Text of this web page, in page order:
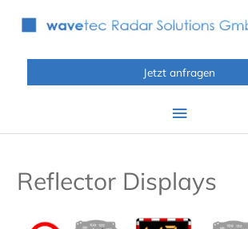
Jetzt anfragen
Reflector Displays